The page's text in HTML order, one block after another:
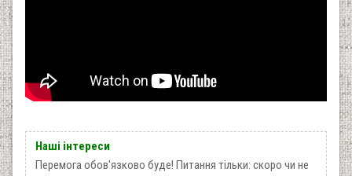
Наші інтереси
Перемога обов'язково буде! Питання тільки: скоро чи не